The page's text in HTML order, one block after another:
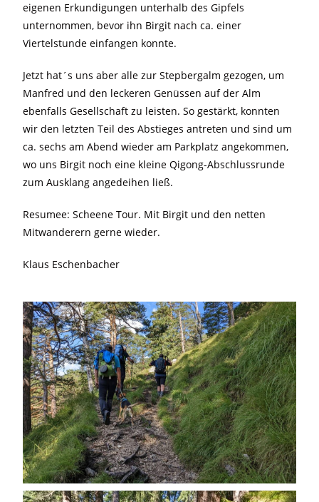
eigenen Erkundigungen unterhalb des Gipfels
unternommen, bevor ihn Birgit nach ca. einer
Viertelstunde einfangen konnte.
Jetzt hat´s uns aber alle zur Stepbergalm gezogen, um
Manfred und den leckeren Genüssen auf der Alm
ebenfalls Gesellschaft zu leisten. So gestärkt, konnten
wir den letzten Teil des Abstieges antreten und sind um
ca. sechs am Abend wieder am Parkplatz angekommen,
wo uns Birgit noch eine kleine Qigong-Abschlussrunde
zum Ausklang angedeihen ließ.
Resumee: Scheene Tour. Mit Birgit und den netten
Mitwanderern gerne wieder.
Klaus Eschenbacher